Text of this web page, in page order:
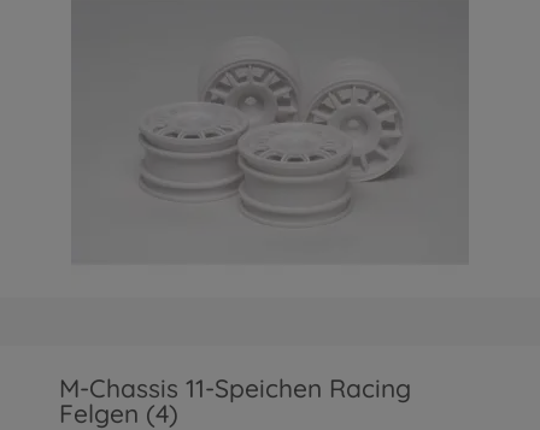
M-Chassis 11-Speichen Racing
Felgen (4)